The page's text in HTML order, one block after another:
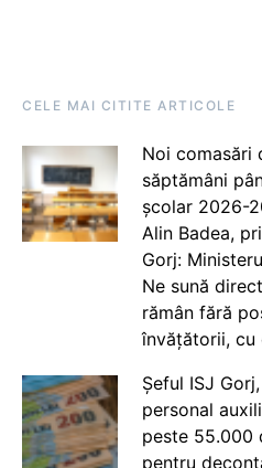
CELE MAI CITITE ARTICOLE
Noi comasări
săptămâni
școlar 2026-
Alin Badea,
Gorj:
Ne sună
rămân fără
învățătorii, cu
Șeful ISJ
personal
peste 55.000
pentru